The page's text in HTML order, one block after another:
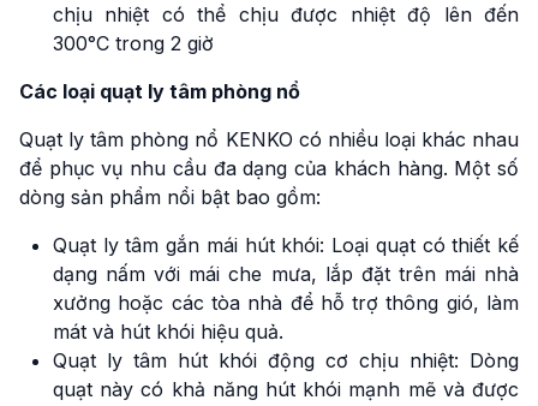
chịu nhiệt có thể chịu được nhiệt độ lên đến
300°C trong 2 giờ
Các loại quạt ly tâm phòng nổ
Quạt ly tâm phòng nổ KENKO có nhiều loại khác nhau
để phục vụ nhu cầu đa dạng của khách hàng. Một số
dòng sản phẩm nổi bật bao gồm:
Quạt ly tâm gắn mái hút khói: Loại quạt có thiết kế
dạng nấm với mái che mưa, lắp đặt trên mái nhà
xưởng hoặc các tòa nhà để hỗ trợ thông gió, làm
mát và hút khói hiệu quả.
Quạt ly tâm hút khói động cơ chịu nhiệt: Dòng
quạt này có khả năng hút khói mạnh mẽ và được